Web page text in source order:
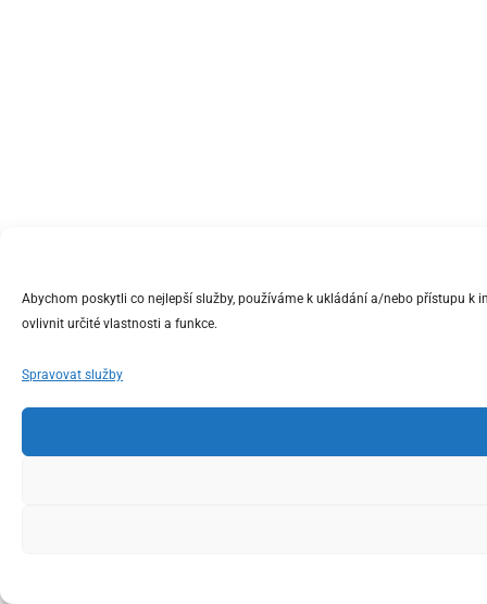
Abychom poskytli co nejlepší služby, používáme k ukládání a/nebo přístupu
ovlivnit určité vlastnosti a funkce.
Spravovat služby